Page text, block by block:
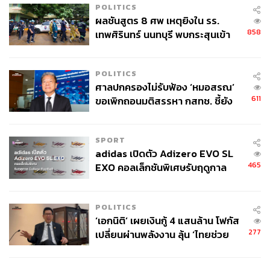
POLITICS
ผลชันสูตร 8 ศพ เหตุยิงใน รร.
เทพศิรินทร์ นนทบุรี พบกระสุนเข้า
858
POLITICS
ศาลปกครองไม่รับฟ้อง ‘หมอสรณ’
ขอเพิกถอนมติสรรหา กสทช. ชี้ยัง
611
SPORT
adidas เปิดตัว Adizero EVO SL
EXO คอลเล็กชันพิเศษรับฤดูกาล
465
POLITICS
‘เอกนิติ’ เผยเงินกู้ 4 แสนล้าน โฟกัส
เปลี่ยนผ่านพลังงาน ลุ้น ‘ไทยช่วย
277